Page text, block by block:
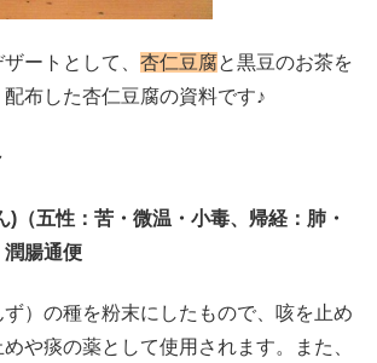
ートとして、 杏仁豆腐と黒豆のお茶を
配布した杏仁豆腐の資料です♪
)（五性：苦・微温・小毒、帰経：肺・
潤腸通便
）の種を粉末にしたもので、咳を止め
や痰の薬として使用されます。また、